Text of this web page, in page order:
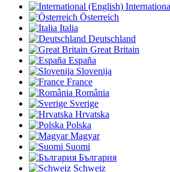
Österreich
Italia
Deutschland
Great Britain
España
Slovenija
France
România
Sverige
Hrvatska
Polska
Magyar
Suomi
България
Schweiz